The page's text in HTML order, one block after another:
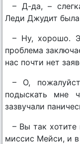
– Д-да, –
Леди Джудит
– Ну, хорошо.
проблема
нас почти нет
– О,
подыскать мне
зазвучали
– Вы так хотите
миссис Мейси, и в